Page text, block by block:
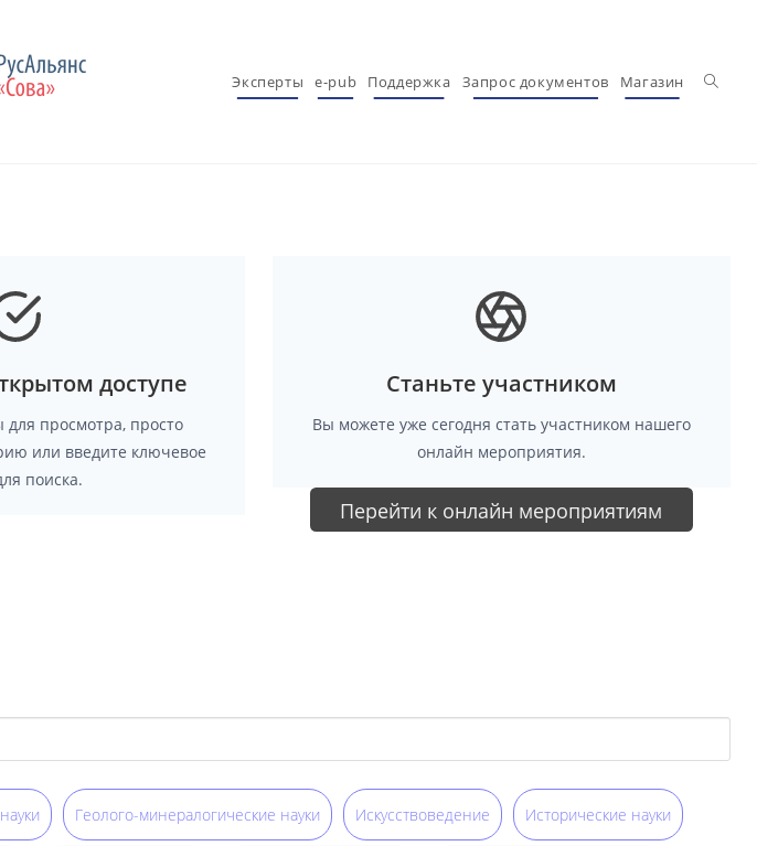
Эксперты e-pub Поддержка Запрос документов Магазин
доступе
просмотра, просто
или введите ключевое
поиска.
Станьте участником
Вы можете уже сегодня стать участником нашего
онлайн мероприятия.
Перейти к онлайн мероприятиям
Геолого-минералогические науки Искусствоведение Исторические науки